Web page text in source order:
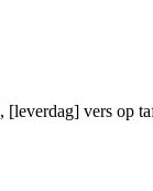
, [leverdag] vers op